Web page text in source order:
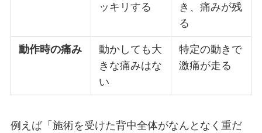
ッキリする
き、痛みが残
る
動作時の痛み
動かしても大
きな痛みはな
い
特定の動きで
激痛が走る
例えば「施術を受けた背中全体がなんとなく重だ